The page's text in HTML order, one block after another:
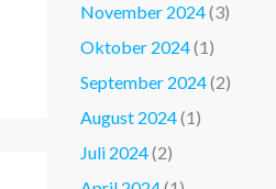
November 2024(3)
Oktober 2024(1)
September 2024(2)
August 2024(1)
Juli 2024(2)